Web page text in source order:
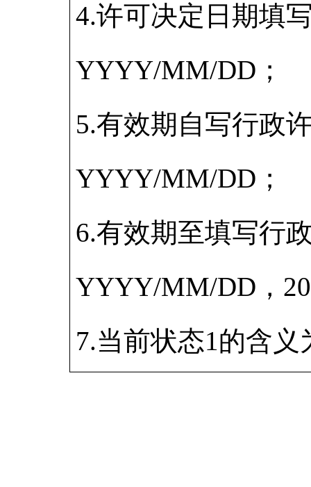
4.许可决定日期填
YYYY/MM/DD；
5.有效期自写行政
YYYY/MM/DD；
6.有效期至填写行
YYYY/MM/DD，
7.当前状态1的含